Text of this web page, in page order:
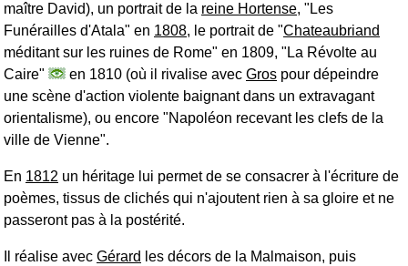
maître David), un portrait de la reine Hortense, "Les
Funérailles d'Atala" en 1808, le portrait de "Chateaubriand
méditant sur les ruines de Rome" en 1809, "La Révolte au
Caire"
en 1810 (où il rivalise avec Gros pour dépeindre
une scène d'action violente baignant dans un extravagant
orientalisme), ou encore "Napoléon recevant les clefs de la
ville de Vienne".
En 1812 un héritage lui permet de se consacrer à l'écriture de
poèmes, tissus de clichés qui n'ajoutent rien à sa gloire et ne
passeront pas à la postérité.
Il réalise avec Gérard les décors de la Malmaison, puis